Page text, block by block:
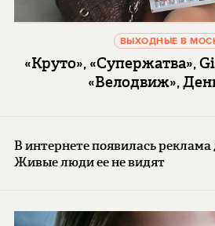
ВЫХОДНЫЕ В
«Круто», «Супержатва»,
«Велодвиж»,
В интернете появилась
Живые люди ее не видят